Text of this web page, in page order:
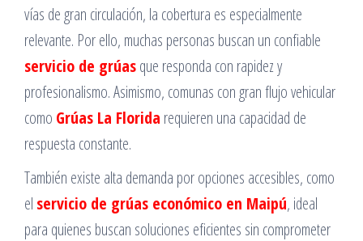
vías de gran circulación, la cobertura es especialmente
relevante. Por ello, muchas personas buscan un confiable
servicio de grúasque responda con rapidez y
profesionalismo. Asimismo, comunas con gran flujo vehicular
como Grúas La Florida requieren una capacidad de
respuesta constante.
También existe alta demanda por opciones accesibles, como
el servicio de grúas económico en Maipú, ideal
para quienes buscan soluciones eficientes sin comprometer